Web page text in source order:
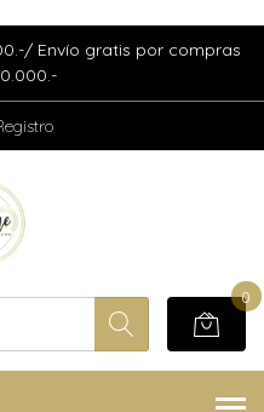
Envío gratis por compras
0